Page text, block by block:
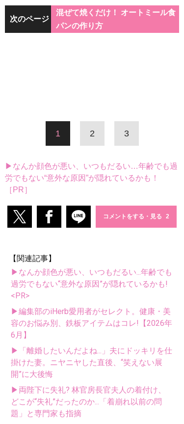
次のページ
混ぜて焼くだけ！ オートミール食
パンの作り方
1 2 3
▶なんか顔色が悪い、いつもだるい…年齢でも過
労でもない“意外な原因”が隠れているかも！
［PR］
コメントをする・見る
【関連記事】
▶なんか顔色が悪い、いつもだるい...年齢でも
過労でもない“意外な原因”が隠れているかも!
<PR>
▶編集部のiHerb愛用者がセレクト。健康・美
容のお悩み別、鉄板アイテムはコレ!【2026年
6月】
▶「離婚したいんだよね...」夫にドッキリを仕
掛けた妻。ニヤニヤした直後、“笑えない展
開”に大後悔
▶両陛下に失礼? 林官房長官夫人の着付け、
どこが“失礼”だったのか...「着崩れ以前の問
題」と専門家も指摘